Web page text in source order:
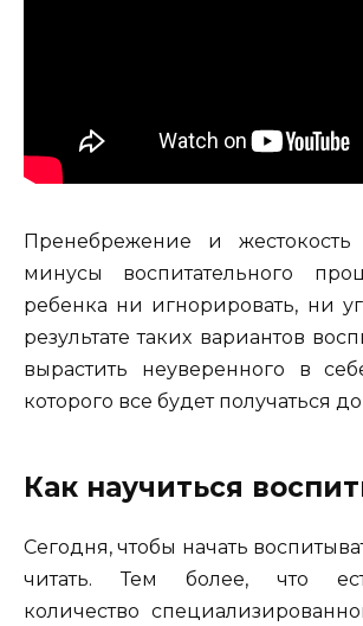
Пренебрежение и
минусы воспитательного
ребенка ни игнорировать, ни
результате таких вариантов
вырастить неуверенного в
которого все будет получаться
Как научиться
Сегодня, чтобы начать
читать. Тем более, что
количество